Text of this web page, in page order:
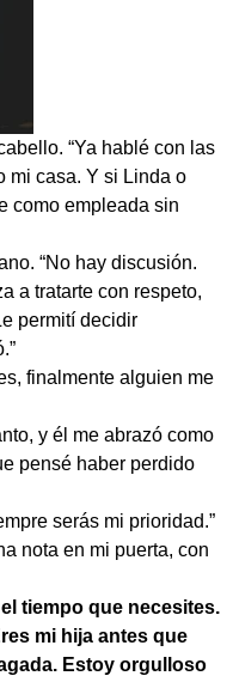
“Ya hablé con las
mi casa. Y si Linda o
como empleada sin
“No hay discusión.
a tratarte con respeto,
permití decidir
finalmente alguien me
y él me abrazó como
pensé haber perdido
serás mi prioridad.”
nota en mi puerta, con
tiempo que necesites.
mi hija antes que
Estoy orgulloso